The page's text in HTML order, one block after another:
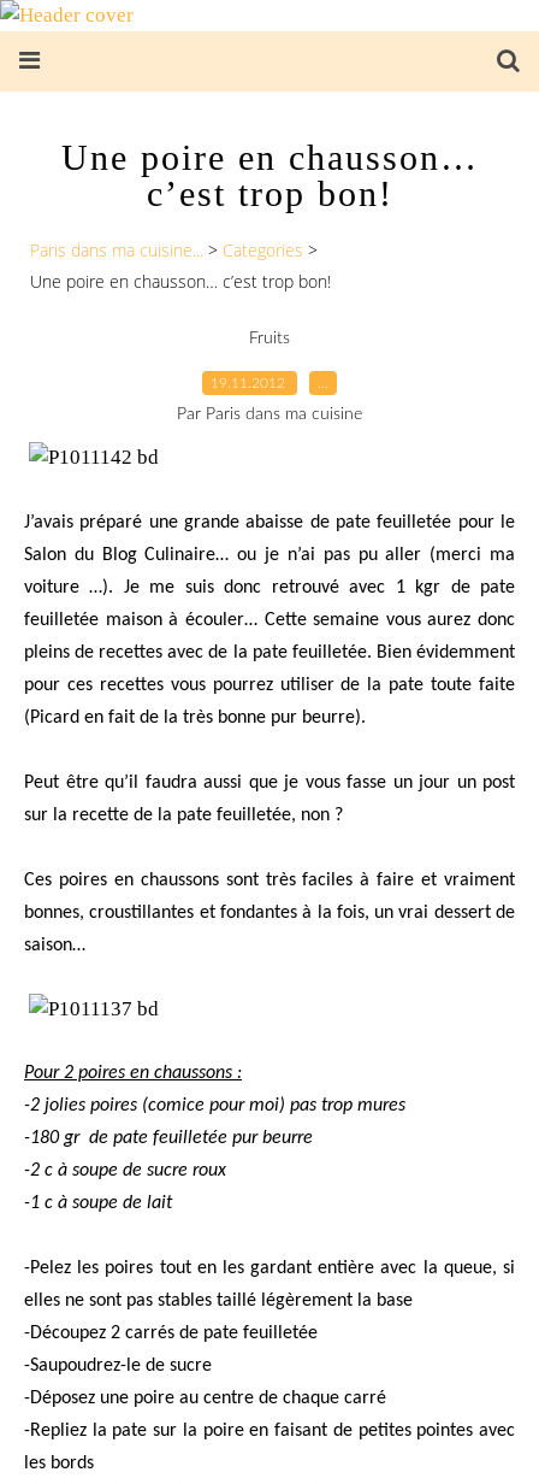
Une poire en chausson…
c’est trop bon!
Paris dans ma cuisine... > Categories >
Une poire en chausson… c’est trop bon!
Fruits
19.11.2012
Par Paris dans ma cuisine
J’avais préparé une grande abaisse de pate feuilletée pour le
Salon du Blog Culinaire… ou je n’ai pas pu aller (merci ma
voiture …). Je me suis donc retrouvé avec 1 kgr de pate
feuilletée maison à écouler… Cette semaine vous aurez donc
pleins de recettes avec de la pate feuilletée. Bien évidemment
pour ces recettes vous pourrez utiliser de la pate toute faite
(Picard en fait de la très bonne pur beurre).
Peut être qu’il faudra aussi que je vous fasse un jour un post
sur la recette de la pate feuilletée, non ?
Ces poires en chaussons sont très faciles à faire et vraiment
bonnes, croustillantes et fondantes à la fois, un vrai dessert de
saison…
Pour 2 poires en chaussons :
-2 jolies poires (comice pour moi) pas trop mures
-180 gr de pate feuilletée pur beurre
-2 c à soupe de sucre roux
-1 c à soupe de lait
-Pelez les poires tout en les gardant entière avec la queue, si
elles ne sont pas stables taillé légèrement la base
-Découpez 2 carrés de pate feuilletée
-Saupoudrez-le de sucre
-Déposez une poire au centre de chaque carré
-Repliez la pate sur la poire en faisant de petites pointes avec
les bords